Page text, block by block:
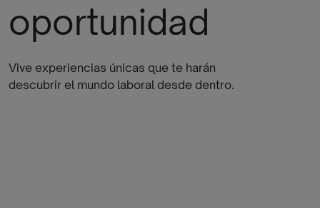
oportunidad
Vive experiencias únicas que te harán
descubrir el mundo laboral desde dentro.